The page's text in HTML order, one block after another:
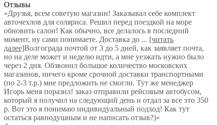
Отзывы
«Друзья, всем советую магазин! Заказывал себе комплект
авточехлов для соляриса. Решил перед поездкой на море
обновить салон! Как обычно, все делалось в последний
момент, ну сами понимаете. Доставка до ... [читать
далее]Волгограда почтой от 3 до 5 дней, как заявляет почта,
но на деле может и неделю идти, а мне уезжать нужно было
через 2 дня. Обзвонил большое количество московских
магазинов, ничего кроме срочной доставки транспортными
(по 2-3 т.р.) мне предложить не смогли. Тут же менеджер
Игорь меня поразил! заказ отправили рейсовым автобусом,
который я получил на следующий день и отдал за все это 350
р. Вот это я понимаю индивидуальный подход! Как тут
остаться равнодушным и не написать отзыв?)»